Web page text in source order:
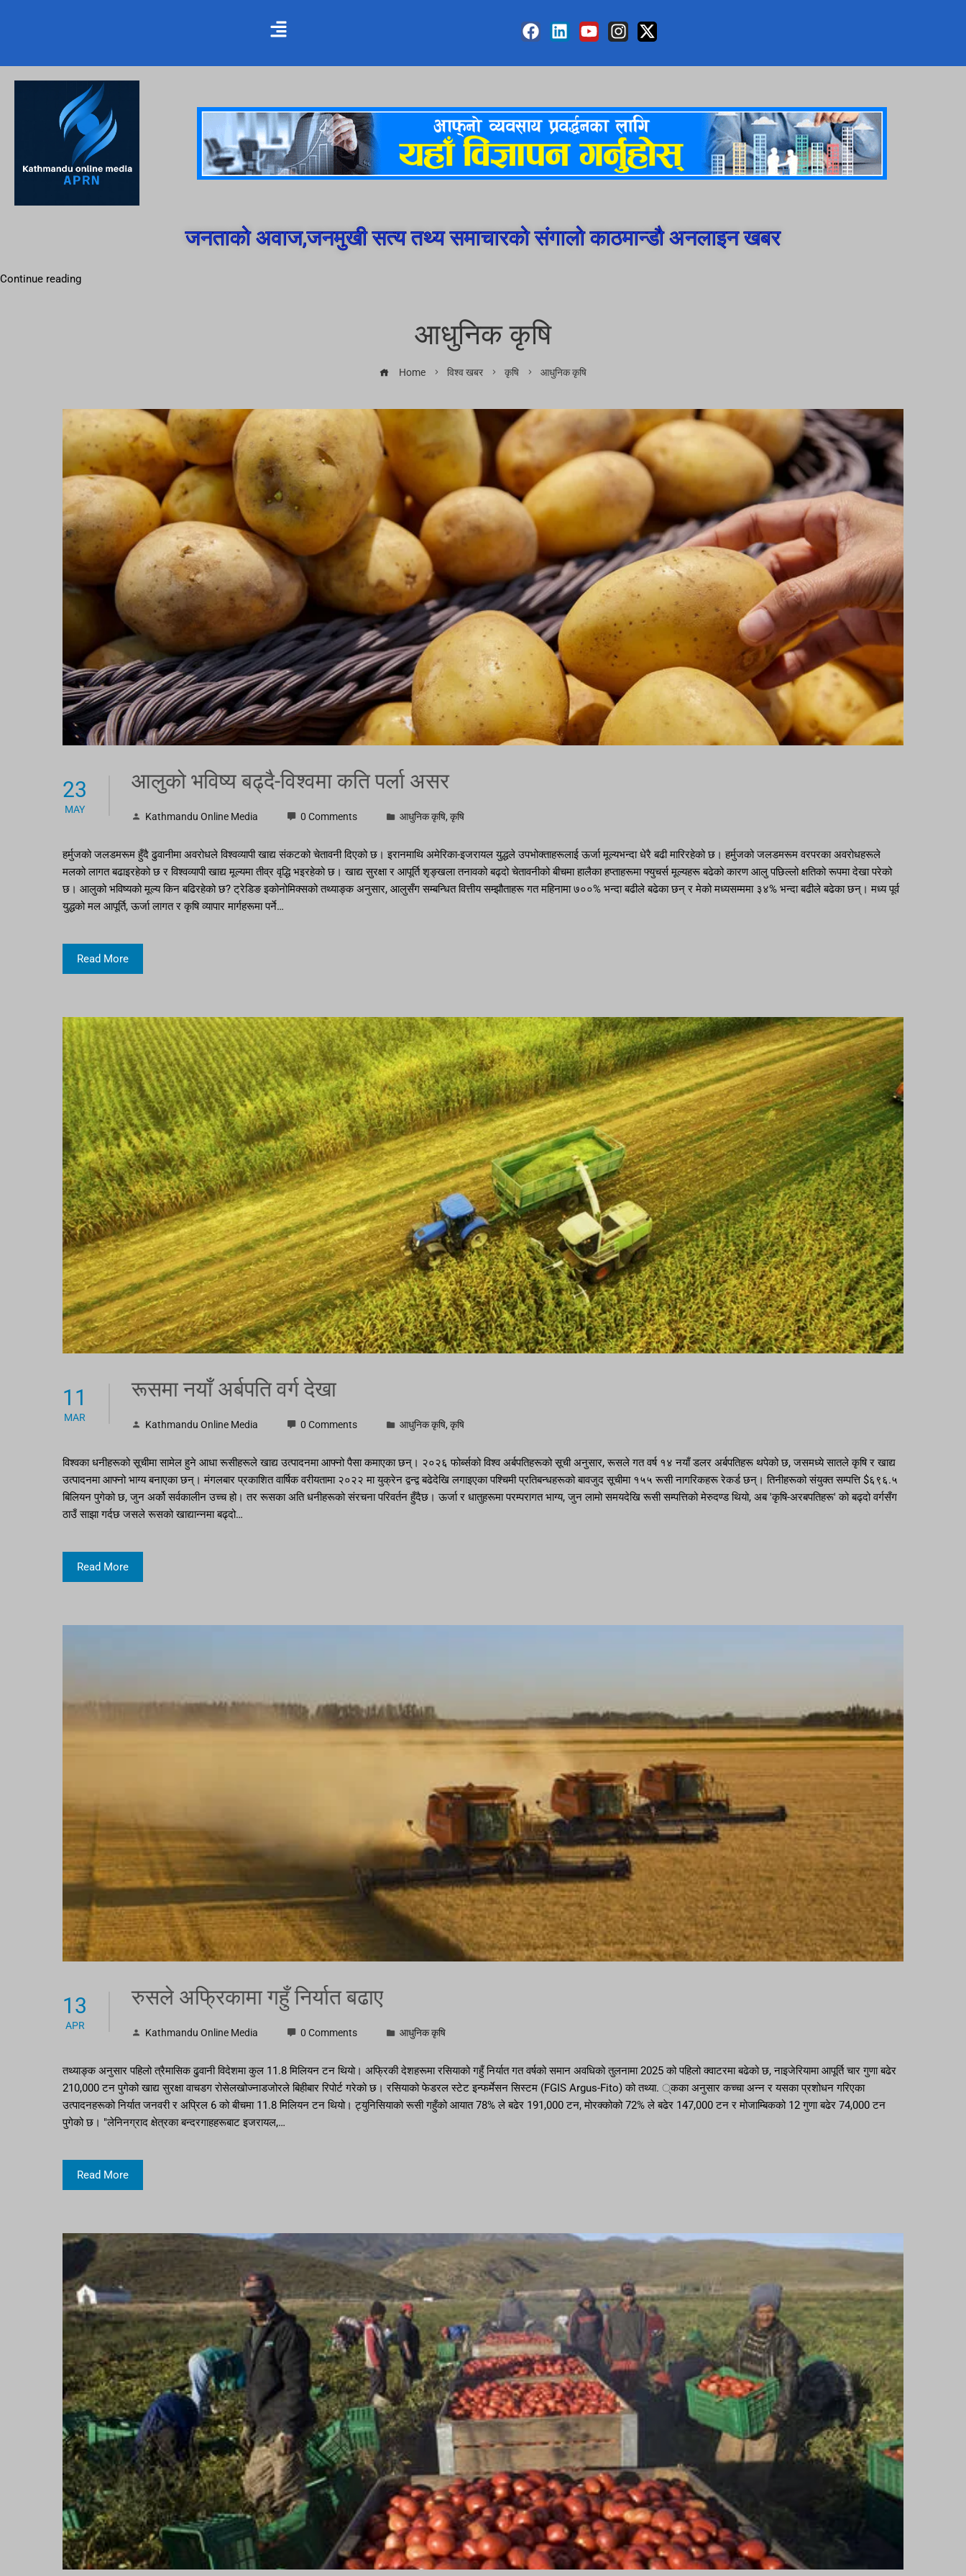
जनताको अवाज,जनमुखी सत्य तथ्य समाचारको संगालो काठमान्डौ अनलाइन खबर
Continue reading
आधुनिक कृषि
Home विश्व खबर कृषि आधुनिक कृषि
23
MAY
आलुको भविष्य बढ्दै-विश्वमा कति पर्ला असर
Kathmandu Online Media 0 Comments आधुनिक कृषि, कृषि
हर्मुजको जलडमरूम हुँदै ढुवानीमा अवरोधले विश्वव्यापी खाद्य संकटको चेतावनी दिएको छ। इरानमाथि अमेरिका-इजरायल युद्धले उपभोक्ताहरूलाई ऊर्जा मूल्यभन्दा धेरै बढी मारिरहेको छ। हर्मुजको जलडमरूम वरपरका अवरोधहरूले
मलको लागत बढाइरहेको छ र विश्वव्यापी खाद्य मूल्यमा तीव्र वृद्धि भइरहेको छ। खाद्य सुरक्षा र आपूर्ति शृङ्खला तनावको बढ्दो चेतावनीको बीचमा हालैका हप्ताहरूमा फ्युचर्स मूल्यहरू बढेको कारण आलु पछिल्लो क्षतिको रूपमा देखा परेको
छ। आलुको भविष्यको मूल्य किन बढिरहेको छ? ट्रेडिङ इकोनोमिक्सको तथ्याङ्क अनुसार, आलुसँग सम्बन्धित वित्तीय सम्झौताहरू गत महिनामा ७००% भन्दा बढीले बढेका छन् र मेको मध्यसम्ममा ३४% भन्दा बढीले बढेका छन्। मध्य पूर्व
युद्धको मल आपूर्ति, ऊर्जा लागत र कृषि व्यापार मार्गहरूमा पर्ने…
Read More
11
MAR
रूसमा नयाँ अर्बपति वर्ग देखा
Kathmandu Online Media 0 Comments आधुनिक कृषि, कृषि
विश्वका धनीहरूको सूचीमा सामेल हुने आधा रूसीहरूले खाद्य उत्पादनमा आफ्नो पैसा कमाएका छन्। २०२६ फोर्ब्सको विश्व अर्बपतिहरूको सूची अनुसार, रूसले गत वर्ष १४ नयाँ डलर अर्बपतिहरू थपेको छ, जसमध्ये सातले कृषि र खाद्य
उत्पादनमा आफ्नो भाग्य बनाएका छन्। मंगलबार प्रकाशित वार्षिक वरीयतामा २०२२ मा युक्रेन द्वन्द्व बढेदेखि लगाइएका पश्चिमी प्रतिबन्धहरूको बावजुद सूचीमा १५५ रूसी नागरिकहरू रेकर्ड छन्। तिनीहरूको संयुक्त सम्पत्ति $६९६.५
बिलियन पुगेको छ, जुन अर्को सर्वकालीन उच्च हो। तर रूसका अति धनीहरूको संरचना परिवर्तन हुँदैछ। ऊर्जा र धातुहरूमा परम्परागत भाग्य, जुन लामो समयदेखि रूसी सम्पत्तिको मेरुदण्ड थियो, अब 'कृषि-अरबपतिहरू' को बढ्दो वर्गसँग
ठाउँ साझा गर्दछ जसले रूसको खाद्यान्नमा बढ्दो…
Read More
13
APR
रुसले अफ्रिकामा गहुँ निर्यात बढाए
Kathmandu Online Media 0 Comments आधुनिक कृषि
तथ्याङ्क अनुसार पहिलो त्रैमासिक ढुवानी विदेशमा कुल 11.8 मिलियन टन थियो। अफ्रिकी देशहरूमा रसियाको गहुँ निर्यात गत वर्षको समान अवधिको तुलनामा 2025 को पहिलो क्वाटरमा बढेको छ, नाइजेरियामा आपूर्ति चार गुणा बढेर
210,000 टन पुगेको खाद्य सुरक्षा वाचडग रोसेलखोज्नाडजोरले बिहीबार रिपोर्ट गरेको छ। रसियाको फेडरल स्टेट इन्फर्मेसन सिस्टम (FGIS Argus-Fito) को तथ्या. ्कका अनुसार कच्चा अन्न र यसका प्रशोधन गरिएका
उत्पादनहरूको निर्यात जनवरी र अप्रिल 6 को बीचमा 11.8 मिलियन टन थियो। ट्युनिसियाको रूसी गहुँको आयात 78% ले बढेर 191,000 टन, मोरक्कोको 72% ले बढेर 147,000 टन र मोजाम्बिकको 12 गुणा बढेर 74,000 टन
पुगेको छ। "लेनिनग्राद क्षेत्रका बन्दरगाहहरूबाट इजरायल,…
Read More